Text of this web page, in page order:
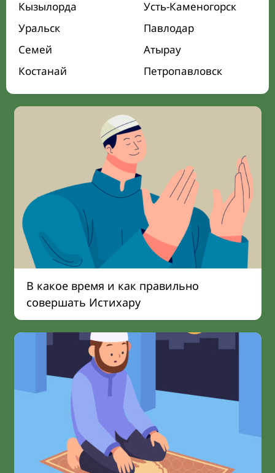
Кызылорда
Усть-Каменогорск
Уральск
Павлодар
Семей
Атырау
Костанай
Петропавловск
В какое время и как правильно
совершать Истихару